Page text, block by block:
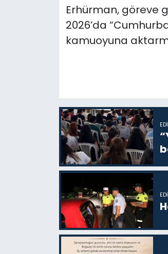
Erhürman, göreve
2026’da
kamuoyuna